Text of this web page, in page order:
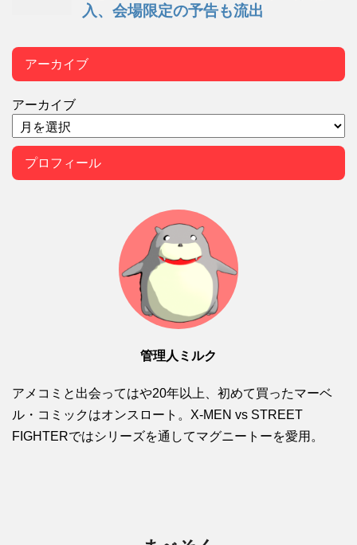
アーカイブ
アーカイブ
プロフィール
管理人ミルク
アメコミと出会ってはや20年以上、初めて買ったマーベ
ル・コミックはオンスロート。X-MEN vs STREET
FIGHTERではシリーズを通してマグニートーを愛用。